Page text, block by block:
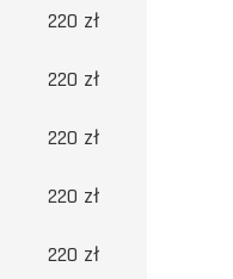
220 zł
220 zł
220 zł
220 zł
220 zł